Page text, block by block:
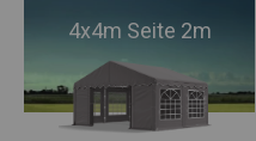
4x4m Seite 2m